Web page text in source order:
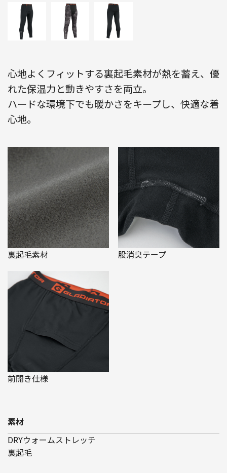
心地よくフィットする裏起毛素材が熱を蓄え、優
れた保温力と動きやすさを両立。
ハードな環境下でも暖かさをキープし、快適な着
心地。
裏起毛素材 股消臭テープ
前開き仕様
素材
DRYウォームストレッチ
裏起毛